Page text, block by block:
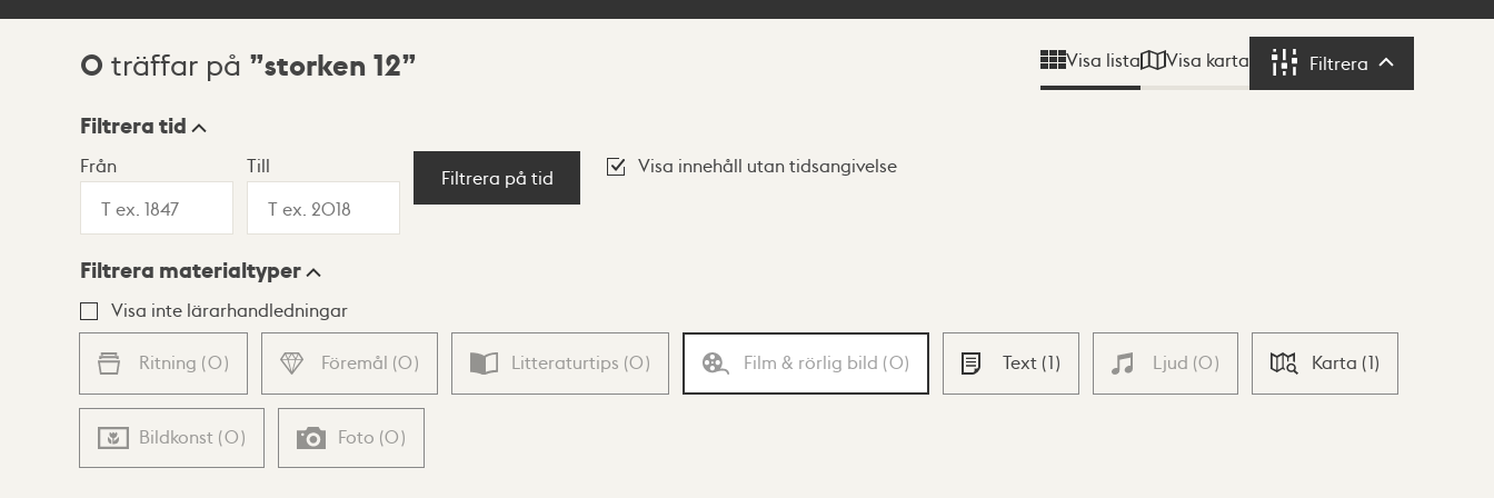
Sökresultat
0 träffar på storken 12 Visa lista Visa karta Filtrera Filtrera
Visningsläge
Lista Karta
Filtrera tid
Från Till
Filtrera på tid
Visa innehåll utan tidsangivelse
Filtrera materialtyper
Visa inte lärarhandledningar
Ritning (0) Föremål (0) Litteraturtips (0) Film & rörlig bild (0) Text (1) Ljud (0) Karta (1)
Bildkonst (0) Foto (0)